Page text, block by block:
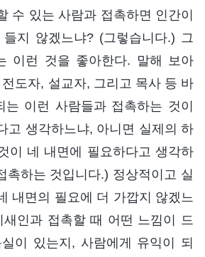
수 있는 사람과 접촉하면 인간이
지 않겠느냐? (그렇습니다.) 그
이런 것을 좋아한다. 말해 보아
도자, 설교자, 그리고 목사 등 바
는 이런 사람들과 접촉하는 것이
고 생각하느냐, 아니면 실제의 하
이 네 내면에 필요하다고 생각하
촉하는 것입니다.) 정상적이고 실
내면의 필요에 더 가깝지 않겠느
새인과 접촉할 때 어떤 느낌이 드
이 있는지, 사람에게 유익이 되